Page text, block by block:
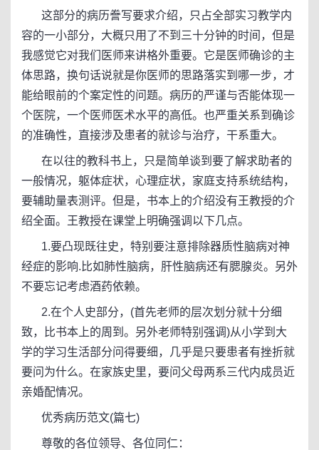
这部分的病历誊写要求介绍，只占全部实习教学内
容的一小部分，大概只用了不到三十分钟的时间，但是
我感觉它对我们医师来讲格外重要。它是医师确诊的主
体思路，换句话说就是你医师的思路落实到哪一步，才
能给眼前的个案定性的问题。病历的严谨与否能体现一
个医院，一个医师医术水平的高低。也严重关系到确诊
的准确性，直接涉及患者的就诊与治疗，干系重大。
在以往的教科书上，只是简单谈到要了解求助者的
一般情况，躯体症状，心理症状，家庭支持系统结构，
要辅助量表测评。但是，书本上的介绍没有王教授的介
绍全面。王教授在课堂上明确强调以下几点。
1.要凸现既往史，特别要注意排除器质性脑病对神
经症的影响.比如肺性脑病，肝性脑病还有腮腺炎。另外
不要忘记考虑酒药依赖。
2.在个人史部分，(首先老师的层次划分就十分细
致，比书本上的周到。另外老师特别强调)从小学到大
学的学习生活部分问得要细，几乎是只要患者有挫折就
要问为什么。在家族史里，要问父母两系三代内成员近
亲婚配情况。
优秀病历范文(篇七)
尊敬的各位领导、各位同仁：